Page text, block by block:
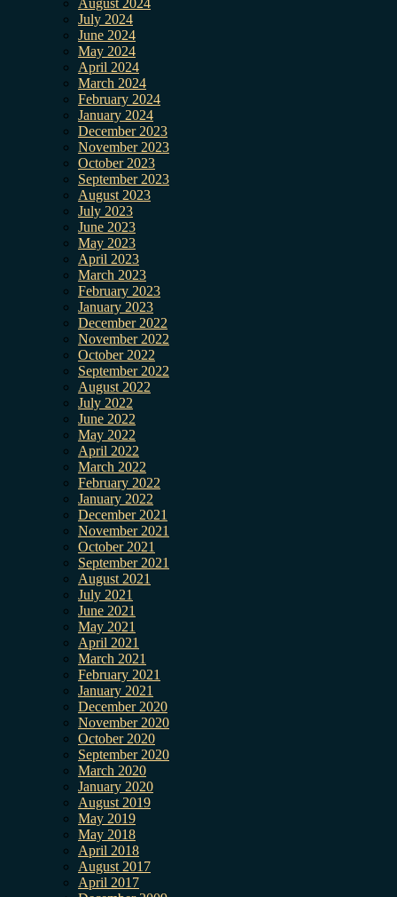
August 2024
July 2024
June 2024
May 2024
April 2024
March 2024
February 2024
January 2024
December 2023
November 2023
October 2023
September 2023
August 2023
July 2023
June 2023
May 2023
April 2023
March 2023
February 2023
January 2023
December 2022
November 2022
October 2022
September 2022
August 2022
July 2022
June 2022
May 2022
April 2022
March 2022
February 2022
January 2022
December 2021
November 2021
October 2021
September 2021
August 2021
July 2021
June 2021
May 2021
April 2021
March 2021
February 2021
January 2021
December 2020
November 2020
October 2020
September 2020
March 2020
January 2020
August 2019
May 2019
May 2018
April 2018
August 2017
April 2017